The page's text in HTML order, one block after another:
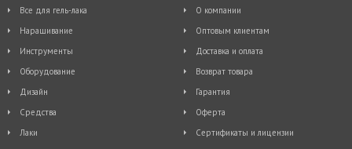
Все для гель-лака
Наращивание
Инструменты
Оборудование
Дизайн
Средства
Лаки
О компании
Оптовым клиентам
Доставка и оплата
Возврат товара
Гарантия
Оферта
Сертификаты и лицензии